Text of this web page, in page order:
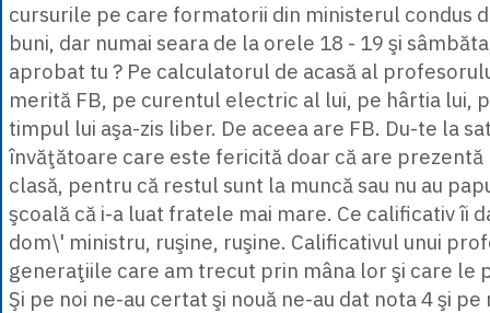
cursurile pe care formatorii din ministerul condus
buni, dar numai seara de la orele 18 - 19 şi
aprobat tu ? Pe calculatorul de acasă al
merită FB, pe curentul electric al lui, pe hârtia lui,
timpul lui aşa-zis liber. De aceea are FB. Du-te la
învăţătoare care este fericită doar că are prezentă
clasă, pentru că restul sunt la muncă sau nu au
şcoală că i-a luat fratele mai mare. Ce calificativ îi
dom\' ministru, ruşine, ruşine. Calificativul unui
generaţiile care am trecut prin mâna lor şi care le
Şi pe noi ne-au certat şi nouă ne-au dat nota 4 şi